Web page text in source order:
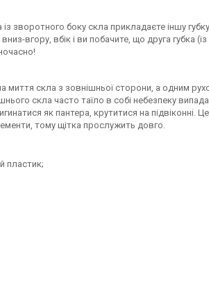
зворотного боку скла прикладаєте іншу
вгору, вбік і ви побачите, що друга губка
миття скла з зовнішньої сторони, а одним
скла часто таїло в собі небезпеку
як пантера, крутитися на підвіконні.
тому щітка прослужить довго.
пластик;